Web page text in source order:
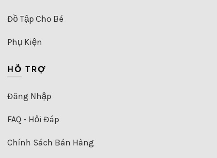
Đồ Tập Cho Bé
Phụ Kiện
HỖ TRỢ
Đăng Nhập
FAQ - Hỏi Đáp
Chính Sách Bán Hàng